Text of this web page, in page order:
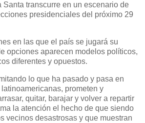
Santa transcurre en un escenario de
presidenciales del próximo 29
en las que el país se jugará su
opciones aparecen modelos políticos,
diferentes y opuestos.
lo que ha pasado y pasa en
prometen y
quitar, barajar y volver a repartir
la atención el hecho de que siendo
vecinos desastrosas y que muestran